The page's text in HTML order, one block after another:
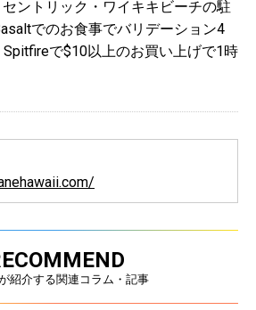
ントリック・ワイキキビーチの駐
でのお食事でバリデーション4
で$10以上のお買い上げで1時
紹介する関連コラム・記事